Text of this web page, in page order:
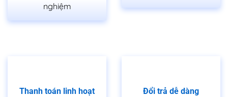
nghiệm
Thanh toán linh hoạt Đổi trả dễ dàng